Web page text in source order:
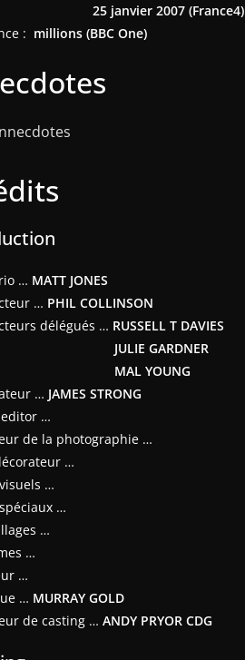
janvier 2007 (France4)
: millions (BBC One)
… MATT JONES
… PHIL COLLINSON
délégués … RUSSELL T DAVIES
GARDNER
YOUNG
… JAMES STRONG
…
de la photographie …
…
…
…
…
…
…
… MURRAY GOLD
de casting … ANDY PRYOR CDG